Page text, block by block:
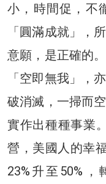
小，時間促，不
「圓滿成就」，
意願，是正確的
「空即無我」，
破消滅，一掃而
實作出種種事業
營，美國人的幸
23%升至50%